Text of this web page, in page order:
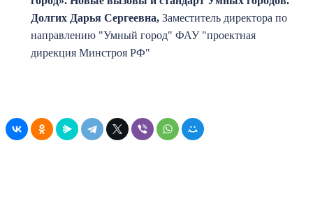
Долгих Дарья Сергеевна, Заместитель директора по
направлению "Умный город" ФАУ "проектная
дирекция Минстроя РФ"